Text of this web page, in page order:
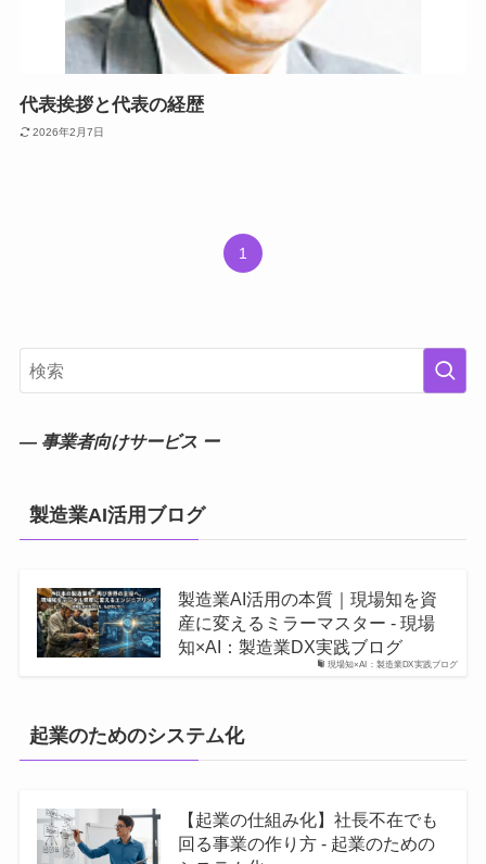
代表挨拶と代表の経歴
2026年2月7日
1
― 事業者向けサービス ー
製造業AI活用ブログ
現場知×AI：製造業DX実践ブログ
製造業AI活用の本質｜現場知を資
産に変えるミラーマスター - 現場
知×AI：製造業DX実践ブログ
起業のためのシステム化
【起業の仕組み化】社長不在でも
回る事業の作り方 - 起業のための